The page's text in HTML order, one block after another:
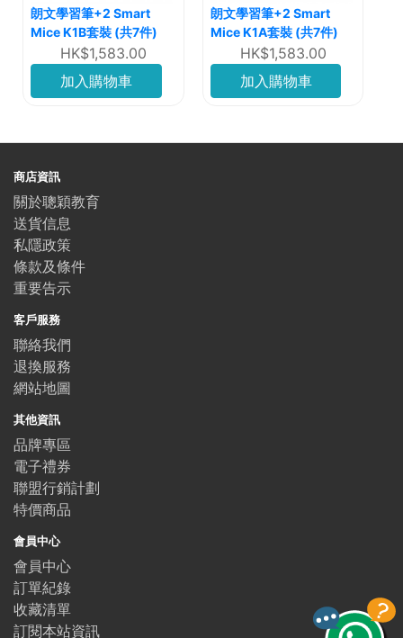
朗文學習筆+2 Smart
Mice K1B套裝 (共7件)
HK$1,583.00
加入購物車
朗文學習筆+2 Smart
Mice K1A套裝 (共7件)
HK$1,583.00
加入購物車
商店資訊
關於聰穎教育
送貨信息
私隱政策
條款及條件
重要告示
客戶服務
聯絡我們
退換服務
網站地圖
其他資訊
品牌專區
電子禮券
聯盟行銷計劃
特價商品
會員中心
會員中心
訂單紀錄
收藏清單
訂閱本站資訊